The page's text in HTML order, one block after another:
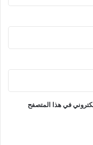
في هذا المتصفح